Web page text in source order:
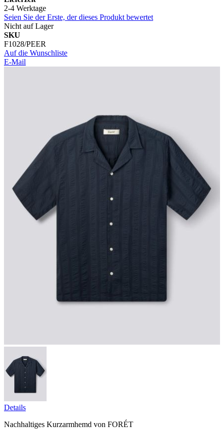
2-4 Werktage
Seien Sie der Erste, der dieses Produkt bewertet
Nicht auf Lager
SKU
F1028/PEER
Auf die Wunschliste
E-Mail
Details
Nachhaltiges Kurzarmhemd von FORÉT